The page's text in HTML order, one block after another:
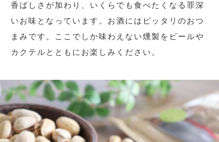
香ばしさが加わり、いくらでも食べたくなる罪深
いお味となっています。お酒にはピッタリのおつ
まみです。ここでしか味わえない燻製をビールや
カクテルとともにお楽しみください。